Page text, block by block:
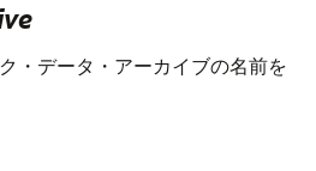
・データ・アーカイブの名前を